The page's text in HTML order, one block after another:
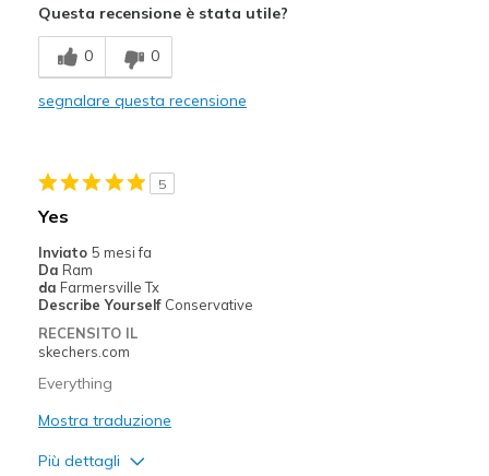
Breathe Well
Comfortable
Going Out
Travel
View On Shoes
Questa recensione è stata utile?
0 0
segnalare questa recensione
5
Yes
Inviato 5 mesi fa
Da Ram
da Farmersville Tx
Describe Yourself Conservative
RECENSITO IL
skechers.com
Everything
Mostra traduzione
Più dettagli